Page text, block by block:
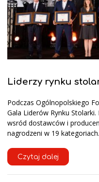
Liderzy rynku
Podczas Ogólnopolskiego
Gala Liderów Rynku
wsród dostawców i
nagrodzeni w 19 kategoriach.
Czytaj dalej